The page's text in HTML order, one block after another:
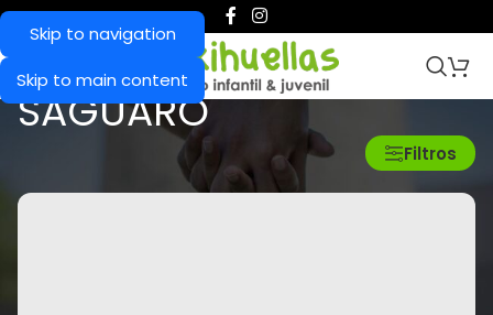
Skip to navigation
Skip to main content
SAGUARO
MARCAS del producto SAGUARO Filtros